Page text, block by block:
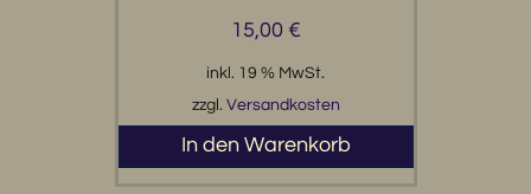
15,00 €
inkl. 19 % MwSt.
zzgl. Versandkosten
In den Warenkorb